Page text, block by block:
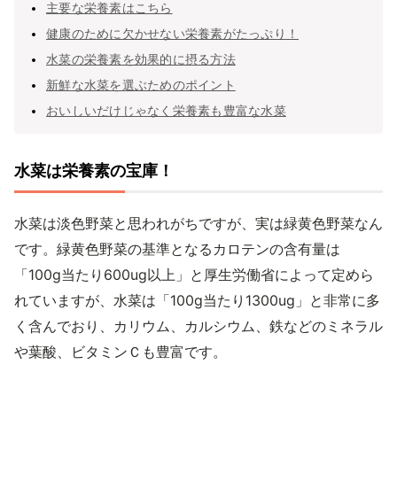
‌主要な栄養素はこちら
健康のために欠かせない栄養素がたっぷり！
水菜の栄養素を効果的に摂る方法
新鮮な水菜を選ぶためのポイント
おいしいだけじゃなく栄養素も豊富な水菜
水菜は栄養素の宝庫！
水菜は淡色野菜と思われがちですが、実は緑黄色野菜なん
です。緑黄色野菜の基準となるカロテンの含有量は
「100g当たり600ug以上」と厚生労働省によって定めら
れていますが、水菜は「100g当たり1300ug」と非常に多
く含んでおり、カリウム、カルシウム、鉄などのミネラル
や葉酸、ビタミンＣも豊富です。